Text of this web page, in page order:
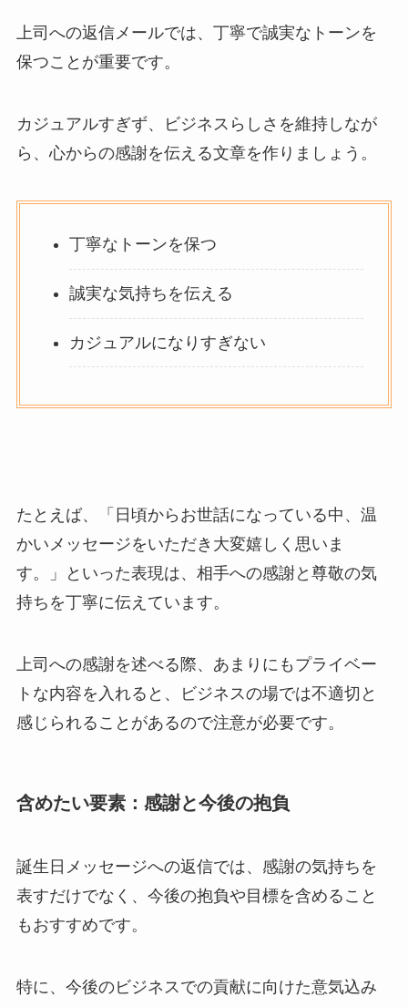
上司への返信メールでは、丁寧で誠実なトーンを
保つことが重要です。
カジュアルすぎず、ビジネスらしさを維持しなが
ら、心からの感謝を伝える文章を作りましょう。
丁寧なトーンを保つ
誠実な気持ちを伝える
カジュアルになりすぎない
たとえば、「 日頃からお世話になっている中、温
かいメッセージをいただき大変嬉しく思いま
す。
」といった表現は、相手への感謝と尊敬の気
持ちを丁寧に伝えています。
上司への感謝を述べる際、あまりにもプライベー
トな内容を入れると、ビジネスの場では不適切と
感じられることがあるので注意が必要です。
含めたい要素：感謝と今後の抱負
誕生日メッセージへの返信では、感謝の気持ちを
表すだけでなく、今後の抱負や目標を含めること
もおすすめです。
特に、今後のビジネスでの貢献に向けた意気込み